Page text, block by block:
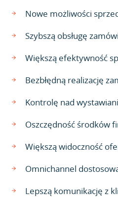
Nowe możliwości
Szybszą obsługę
Większą efektywność
Bezbłędną realizację
Kontrolę nad
Oszczędność środków
Większą widoczność
Omnichannel
Lepszą komunikację z